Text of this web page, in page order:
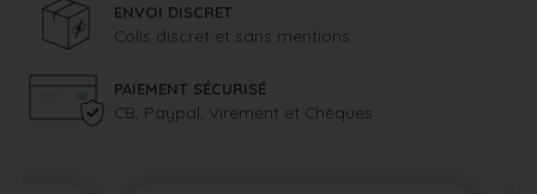
ENVOI DISCRET
Colis discret et sans mentions
PAIEMENT SÉCURISÉ
CB, Paypal, Virement et Chèques